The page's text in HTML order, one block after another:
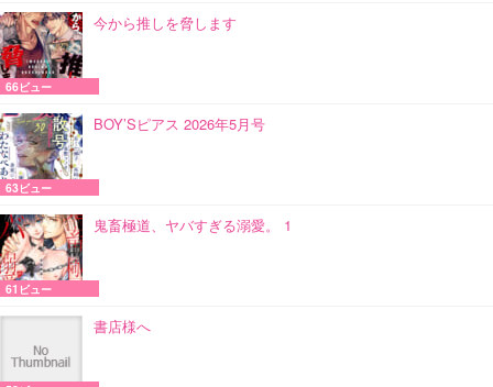
今から推しを脅します
66ビュー
BOY’Sピアス 2026年5月号
63ビュー
鬼畜極道、ヤバすぎる溺愛。 1
61ビュー
書店様へ